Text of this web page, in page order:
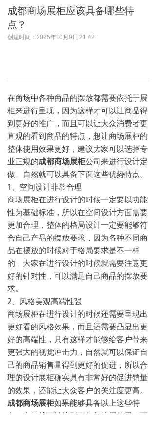
成都商场展柜应该具备哪些特
点？
创建时间： 2025年10月9日 21:42
在商场中各种商品的摆放都需要依托于展
柜来进行呈现，因为这样才可以让商品得
到更好的推广，而且可以让大众消费者更
直观的看到商品的特点，想让商场展柜的
整体使用效果更好，建议大家可以选择专
业正规的成都商场展柜公司来进行设计定
做，自然就可以具备下面这些优势特点。
1、空间设计非常合理
商场展柜在进行设计的时候一定要以功能
性为基础标准，所以在空间设计方面需要
更加合理，整体的格局设计一定要能够符
合自己产品的摆放要求，因为各种不同商
品在摆放的时候对于格局要求是不一样
的，大家在进行设计的时候就需要注意更
好的针对性，可以满足自己商品的摆放要
求。
2、风格美观高端性强
商场展柜在进行设计的时候还需要呈现出
更好看的风格效果，而且还需要凸显出更
好的高端性，只有这样才能够给客户带来
更强大的视觉冲击力，自然就可以保证自
己的商品销售量得到更好的促进，所以合
理的设计展柜确实具有非常好的促进销量
的效果，还能让大众客户的关注度更高。
成都商场展柜如果能够具备以上这些特
点，自然就可以达到更好的使用效果，而